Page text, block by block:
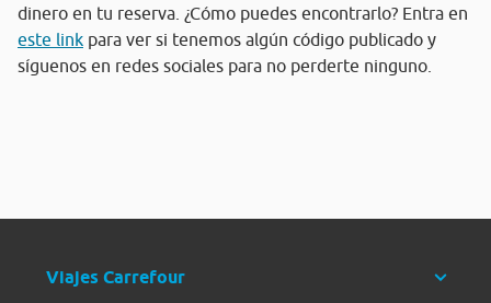
dinero en tu reserva. ¿Cómo puedes encontrarlo? Entra en
este link para ver si tenemos algún código publicado y
síguenos en redes sociales para no perderte ninguno.
Viajes Carrefour